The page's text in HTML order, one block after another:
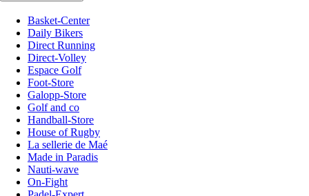
Basket-Center
Daily Bikers
Direct Running
Direct-Volley
Espace Golf
Foot-Store
Galopp-Store
Golf and co
Handball-Store
House of Rugby
La sellerie de Maé
Made in Paradis
Nauti-wave
On-Fight